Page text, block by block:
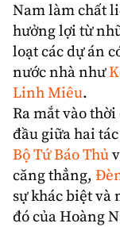
Namlàm chất
hưởng lợi từ
loạt các dự án
nước nhà như
Linh Miêu.
Ra mắt vào
đầu giữa hai
Bộ Tứ Báo Thủ
căng thẳng,
sự khác biệt và
đó của Hoàng